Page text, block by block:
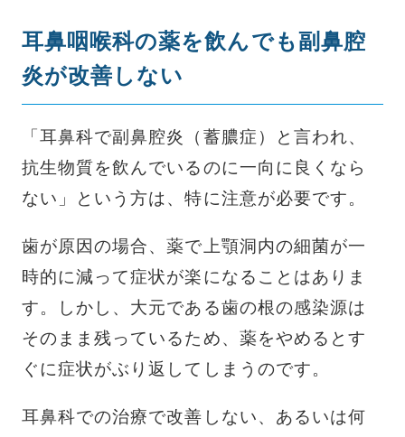
耳鼻咽喉科の薬を飲んでも副鼻腔
炎が改善しない
「耳鼻科で副鼻腔炎（蓄膿症）と言われ、
抗生物質を飲んでいるのに一向に良くなら
ない」という方は、特に注意が必要です。
歯が原因の場合、薬で上顎洞内の細菌が一
時的に減って症状が楽になることはありま
す。しかし、大元である歯の根の感染源は
そのまま残っているため、薬をやめるとす
ぐに症状がぶり返してしまうのです。
耳鼻科での治療で改善しない、あるいは何